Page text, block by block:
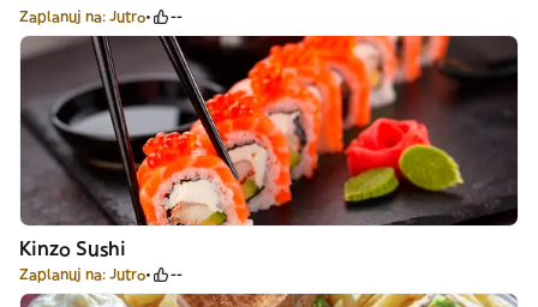
Zaplanuj na: Jutro --
Kinzo Sushi
Zaplanuj na: Jutro --